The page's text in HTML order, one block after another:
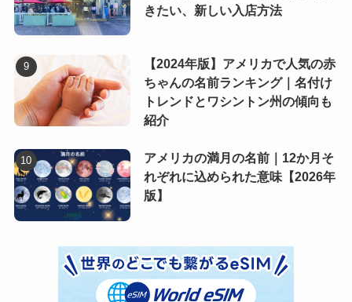
きたい、新しい入店方法
【2024年版】アメリカで人気の赤
ちゃんの名前ランキング｜名付け
トレンドとワシントン州の傾向も
紹介
アメリカの満月の名前｜12か月そ
れぞれに込められた意味【2026年
版】